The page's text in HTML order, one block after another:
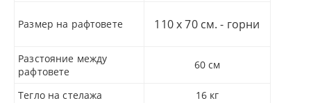
Размер на рафтовете 110 х 70 см. - горни
Разстояние между
рафтовете
60 см
Тегло на стелажа
16 кг